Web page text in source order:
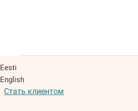
Eesti
English
Стать клиентом